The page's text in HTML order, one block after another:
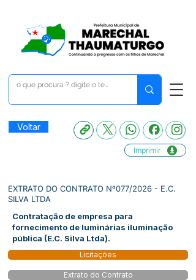
Voltar
Imprimir
EXTRATO DO CONTRATO Nº077/2026 - E.C.
SILVA LTDA
Contratação de empresa para
fornecimento de luminárias iluminação
pública (E.C. Silva Ltda).
Licitações
Extrato do Contrato